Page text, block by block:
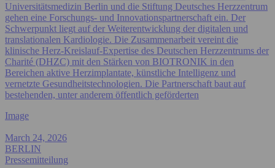
Universitätsmedizin Berlin und die Stiftung Deutsches Herzzentrum
gehen eine Forschungs- und Innovationspartnerschaft ein. Der
Schwerpunkt liegt auf der Weiterentwicklung der digitalen und
translationalen Kardiologie. Die Zusammenarbeit vereint die
klinische Herz-Kreislauf-Expertise des Deutschen Herzzentrums der
Charité (DHZC) mit den Stärken von BIOTRONIK in den
Bereichen aktive Herzimplantate, künstliche Intelligenz und
vernetzte Gesundheitstechnologien. Die Partnerschaft baut auf
bestehenden, unter anderem öffentlich geförderten
Image
March 24, 2026
BERLIN
Pressemitteilung